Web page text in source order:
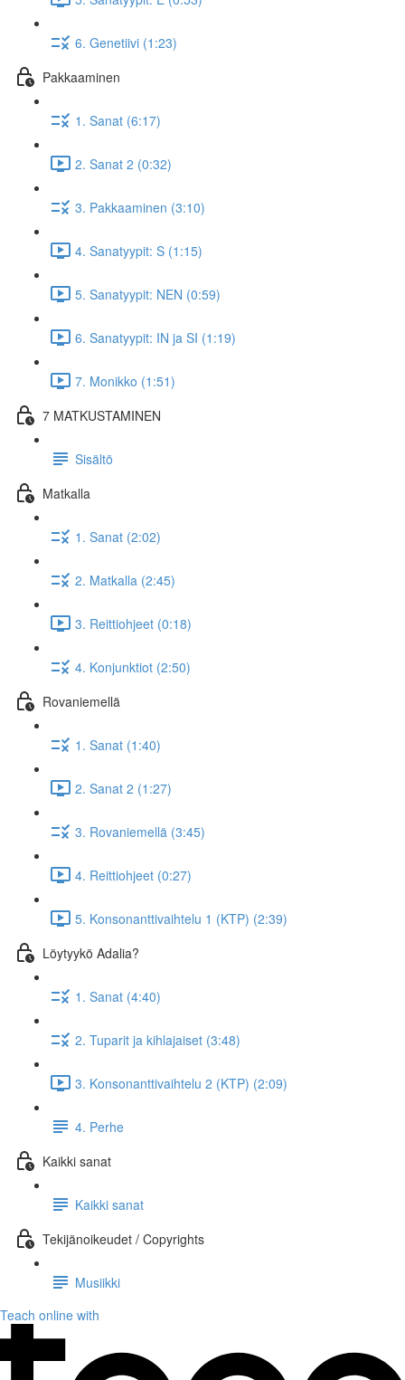
6. Genetiivi (1:23)
Pakkaaminen
1. Sanat (6:17)
2. Sanat 2 (0:32)
3. Pakkaaminen (3:10)
4. Sanatyypit: S (1:15)
5. Sanatyypit: NEN (0:59)
6. Sanatyypit: IN ja SI (1:19)
7. Monikko (1:51)
7 MATKUSTAMINEN
Sisältö
Matkalla
1. Sanat (2:02)
2. Matkalla (2:45)
3. Reittiohjeet (0:18)
4. Konjunktiot (2:50)
Rovaniemellä
1. Sanat (1:40)
2. Sanat 2 (1:27)
3. Rovaniemellä (3:45)
4. Reittiohjeet (0:27)
5. Konsonanttivaihtelu 1 (KTP) (2:39)
Löytyykö Adalia?
1. Sanat (4:40)
2. Tuparit ja kihlajaiset (3:48)
3. Konsonanttivaihtelu 2 (KTP) (2:09)
4. Perhe
Kaikki sanat
Kaikki sanat
Tekijänoikeudet / Copyrights
Musiikki
Teach online with